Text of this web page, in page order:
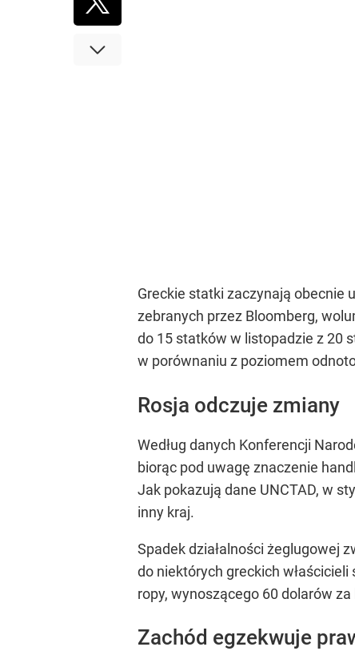
Greckie statki zaczynają obecnie
zebranych przez Bloomberg,
do 15 statków w listopadzie z 20
w porównaniu z poziomem
Rosja odczuje zmiany
Według danych Konferencji
biorąc pod uwagę znaczenie
Jak pokazują dane UNCTAD, w
inny kraj.
Spadek działalności żeglugowej
do niektórych greckich
ropy, wynoszącego 60 dolarów za
Zachód egzekwuje